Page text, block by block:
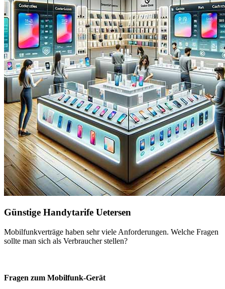
Günstige Handytarife Uetersen
Mobilfunkverträge haben sehr viele Anforderungen. Welche Fragen
sollte man sich als Verbraucher stellen?
Fragen zum Mobilfunk-Gerät